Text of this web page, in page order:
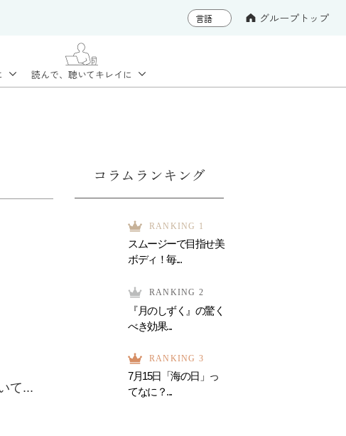
グループトップ
読んで、聴いてキレイに
て...
コラムランキング
RANKING 1
スムージーで目指せ美
ボディ！毎...
RANKING 2
『月のしずく』の驚く
べき効果...
RANKING 3
7月15日「海の日」っ
てなに？...